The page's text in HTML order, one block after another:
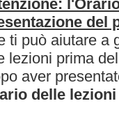
del
ti può aiutare a
lezioni prima
aver
delle lezioni